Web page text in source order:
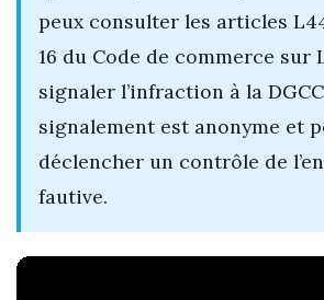
peux consulter les articles
16 du Code de commerce sur
signaler l’infraction à la
signalement est anonyme et
déclencher un contrôle de
fautive.